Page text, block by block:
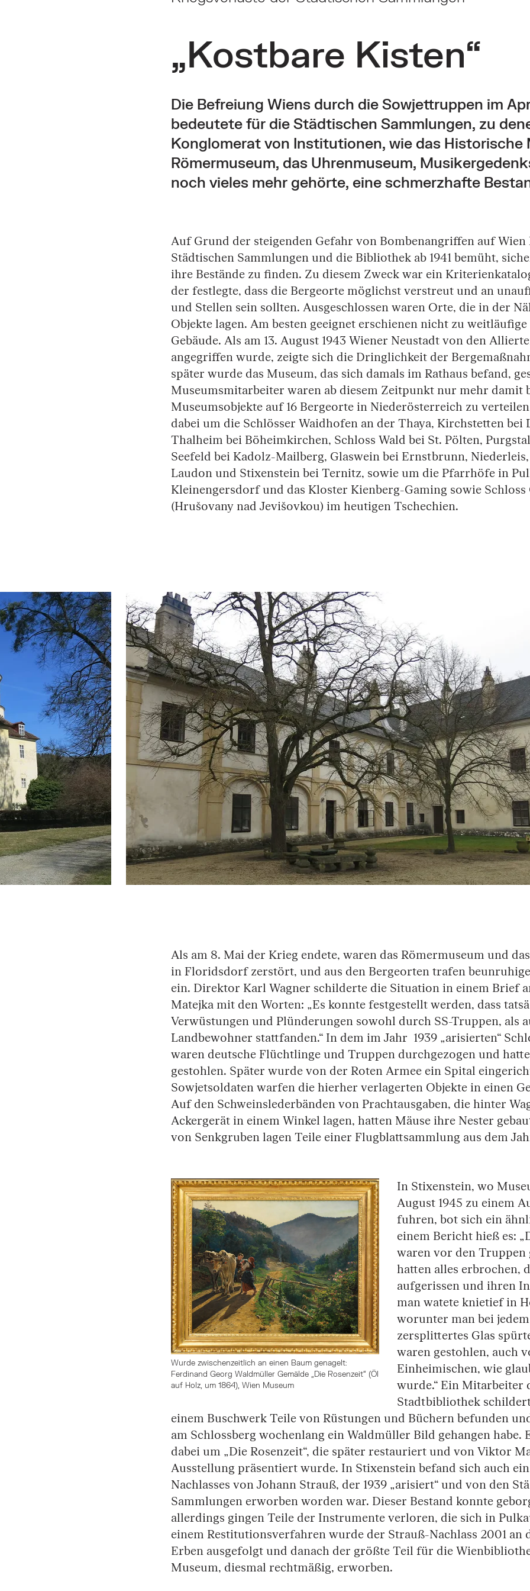
„Kostbare Kisten“
Die Befreiung Wiens durch die Sowjettruppen im
bedeutete für die Städtischen Sammlungen, zu
Konglomerat von Institutionen, wie das Historische
Römermuseum, das Uhrenmuseum,
noch vieles mehr gehörte, eine schmerzhafte
Auf Grund der steigenden Gefahr von Bombenangriffen auf Wien
Städtischen Sammlungen und die Bibliothek ab 1941 bemüht,
ihre Bestände zu finden. Zu diesem Zweck war ein
der festlegte, dass die Bergeorte möglichst verstreut und an
und Stellen sein sollten. Ausgeschlossen waren Orte, die in der
Objekte lagen. Am besten geeignet erschienen nicht zu
Gebäude. Als am 13. August 1943 Wiener Neustadt von den
angegriffen wurde, zeigte sich die Dringlichkeit der
später wurde das Museum, das sich damals im Rathaus befand,
Museumsmitarbeiter waren ab diesem Zeitpunkt nur mehr damit
Museumsobjekte auf 16 Bergeorte in Niederösterreich zu
dabei um die Schlösser Waidhofen an der Thaya, Kirchstetten bei
Thalheim bei Böheimkirchen, Schloss Wald bei St. Pölten,
Seefeld bei Kadolz-Mailberg, Glaswein bei Ernstbrunn,
Laudon und Stixenstein bei Ternitz, sowie um die Pfarrhöfe in
Kleinengersdorf und das Kloster Kienberg-Gaming sowie Schloss
(Hrušovany nad Jevišovkou) im heutigen Tschechien.
Überspringe den Bilder Slider
Als am 8. Mai der Krieg endete, waren das Römermuseum und
in Floridsdorf zerstört, und aus den Bergeorten trafen
ein. Direktor Karl Wagner schilderte die Situation in einem Brief
Matejka mit den Worten: „Es konnte festgestellt werden, dass
Verwüstungen und Plünderungen sowohl durch SS-Truppen, als
Landbewohner stattfanden.“ In dem im Jahr 1939 „arisierten“
waren deutsche Flüchtlinge und Truppen durchgezogen und
gestohlen. Später wurde von der Roten Armee ein Spital
Sowjetsoldaten warfen die hierher verlagerten Objekte in einen
Auf den Schweinslederbänden von Prachtausgaben, die hinter
Ackergerät in einem Winkel lagen, hatten Mäuse ihre Nester
von Senkgruben lagen Teile einer Flugblattsammlung aus dem
Wurde zwischenzeitlich an einen Baum genagelt:
Ferdinand Georg Waldmüller Gemälde „Die Rosenzeit“ (Öl
auf Holz, um 1864), Wien Museum
In Stixenstein, wo
August 1945 zu einem
fuhren, bot sich ein
einem Bericht hieß es:
waren vor den Truppen
hatten alles erbrochen,
aufgerissen und ihren
man watete knietief in
worunter man bei
zersplittertes Glas
waren gestohlen, auch
Einheimischen, wie
wurde.“ Ein Mitarbeiter
Stadtbibliothek
einem Buschwerk Teile von Rüstungen und Büchern befunden
am Schlossberg wochenlang ein Waldmüller Bild gehangen habe.
dabei um „Die Rosenzeit“, die später restauriert und von Viktor
Ausstellung präsentiert wurde. In Stixenstein befand sich auch
Nachlasses von Johann Strauß, der 1939 „arisiert“ und von den
Sammlungen erworben worden war. Dieser Bestand konnte
allerdings gingen Teile der Instrumente verloren, die sich in
einem Restitutionsverfahren wurde der Strauß-Nachlass 2001 an
Erben ausgefolgt und danach der größte Teil für die
Museum, diesmal rechtmäßig, erworben.